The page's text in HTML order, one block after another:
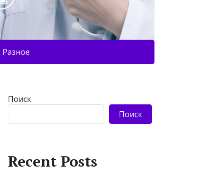
Разное
Поиск
Поиск
Recent Posts